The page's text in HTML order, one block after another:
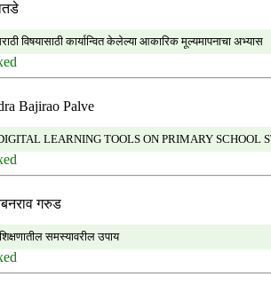
विषयासाठी कार्यान्वित केलेल्या आकारिक मूल्यमापनाचा अभ्यास
Bajirao Palve
LEARNING TOOLS ON PRIMARY SCHOOL
गरुड
समस्यावरील उपाय